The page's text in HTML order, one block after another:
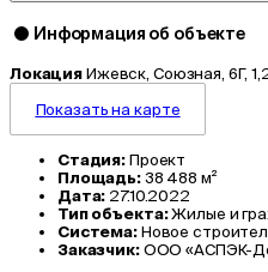
Информация об объекте
Локация Ижевск, Союзная, 6Г,
Показать на карте
Стадия: Проект
Площадь: 38 488 м²
Дата: 27.10.2022
Тип объекта:Жилые и
Система: Новое
Заказчик: ООО «АСПЭК-